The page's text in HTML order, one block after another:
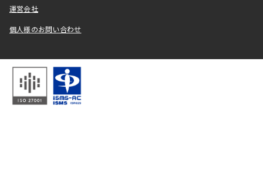
運営会社
個人様のお問い合わせ